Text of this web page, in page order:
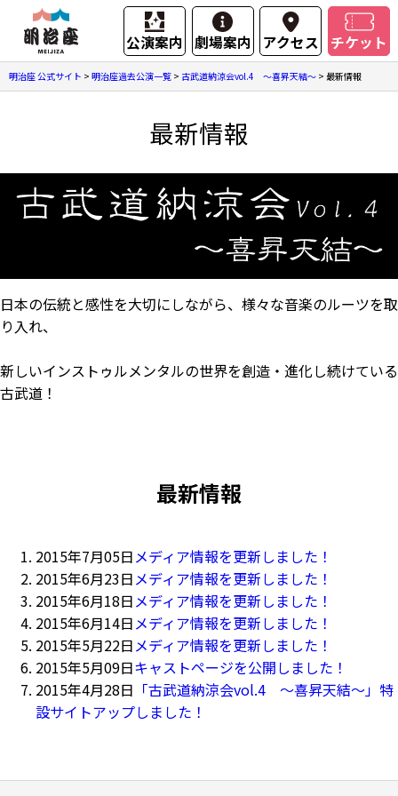
公演案内 劇場案内 アクセス チケット
明治座 公式サイト > 明治座過去公演一覧 > 古武道納涼会vol.4 ～喜昇天結～ > 最新情報
最新情報
日本の伝統と感性を大切にしながら、様々な音楽のルーツを取
り入れ、
新しいインストゥルメンタルの世界を創造・進化し続けている
古武道！
最新情報
2015年7月05日メディア情報を更新しました！
2015年6月23日メディア情報を更新しました！
2015年6月18日メディア情報を更新しました！
2015年6月14日メディア情報を更新しました！
2015年5月22日メディア情報を更新しました！
2015年5月09日キャストページを公開しました！
2015年4月28日 「古武道納涼会vol.4 ～喜昇天結～」特
設サイトアップしました！